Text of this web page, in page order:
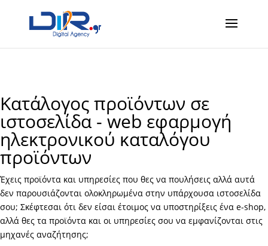
Κατάλογος προϊόντων σε
ιστοσελίδα - web εφαρμογή
ηλεκτρονικού καταλόγου
προϊόντων
Έχεις προϊόντα και υπηρεσίες που θες να πουλήσεις αλλά αυτά
δεν παρουσιάζονται ολοκληρωμένα στην υπάρχουσα ιστοσελίδα
σου; Σκέφτεσαι ότι δεν είσαι έτοιμος να υποστηρίξεις ένα e-shop,
αλλά θες τα προϊόντα και οι υπηρεσίες σου να εμφανίζονται στις
μηχανές αναζήτησης;